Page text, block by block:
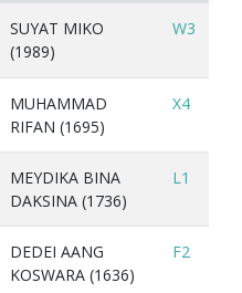
SUYAT MIKO
(1989)
W3
MUHAMMAD
RIFAN (1695)
X4
MEYDIKA BINA
DAKSINA (1736)
L1
DEDEI AANG
KOSWARA (1636)
F2